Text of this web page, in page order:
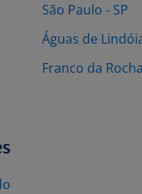
São Paulo - SP
Águas de
Franco da